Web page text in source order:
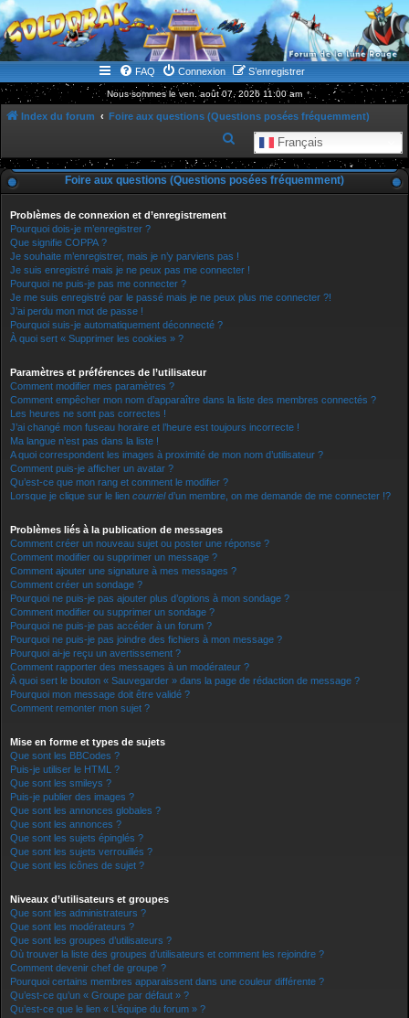
WWW.GOLDORAKGO.COM
le site de la Lune Rouge
FAQ Connexion S’enregistrer
Nous sommes le ven. août 07, 2026 11:00 am
Index du forum Foire aux questions (Questions posées fréquemment)
Français
e
c
c
Foire aux questions (Questions posées fréquemment)
Problèmes de connexion et d’enregistrement
Pourquoi dois-je m’enregistrer ?
Que signifie COPPA ?
Je souhaite m’enregistrer, mais je n’y parviens pas !
Je suis enregistré mais je ne peux pas me connecter !
Pourquoi ne puis-je pas me connecter ?
Je me suis enregistré par le passé mais je ne peux plus me connecter ?!
J’ai perdu mon mot de passe !
Pourquoi suis-je automatiquement déconnecté ?
À quoi sert « Supprimer les cookies » ?
Paramètres et préférences de l’utilisateur
Comment modifier mes paramètres ?
Comment empêcher mon nom d’apparaître dans la liste des membres connectés ?
Les heures ne sont pas correctes !
J’ai changé mon fuseau horaire et l’heure est toujours incorrecte !
Ma langue n’est pas dans la liste !
A quoi correspondent les images à proximité de mon nom d’utilisateur ?
Comment puis-je afficher un avatar ?
Qu’est-ce que mon rang et comment le modifier ?
Lorsque je clique sur le lien courrield’un membre, on me demande de me connecter !?
Problèmes liés à la publication de messages
Comment créer un nouveau sujet ou poster une réponse ?
Comment modifier ou supprimer un message ?
Comment ajouter une signature à mes messages ?
Comment créer un sondage ?
Pourquoi ne puis-je pas ajouter plus d’options à mon sondage ?
Comment modifier ou supprimer un sondage ?
Pourquoi ne puis-je pas accéder à un forum ?
Pourquoi ne puis-je pas joindre des fichiers à mon message ?
Pourquoi ai-je reçu un avertissement ?
Comment rapporter des messages à un modérateur ?
À quoi sert le bouton « Sauvegarder » dans la page de rédaction de message ?
Pourquoi mon message doit être validé ?
Comment remonter mon sujet ?
Mise en forme et types de sujets
Que sont les BBCodes ?
Puis-je utiliser le HTML ?
Que sont les smileys ?
Puis-je publier des images ?
Que sont les annonces globales ?
Que sont les annonces ?
Que sont les sujets épinglés ?
Que sont les sujets verrouillés ?
Que sont les icônes de sujet ?
Niveaux d’utilisateurs et groupes
Que sont les administrateurs ?
Que sont les modérateurs ?
Que sont les groupes d’utilisateurs ?
Où trouver la liste des groupes d’utilisateurs et comment les rejoindre ?
Comment devenir chef de groupe ?
Pourquoi certains membres apparaissent dans une couleur différente ?
Qu’est-ce qu’un « Groupe par défaut » ?
Qu’est-ce que le lien « L’équipe du forum » ?